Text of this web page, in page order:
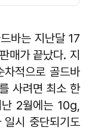
바는 지난달 17
매가 끝났다. 지
적으로 골드바
사려면 최소 한
2월에는 10g,
시 중단되기도